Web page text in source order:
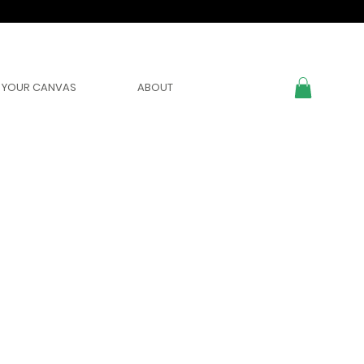
YOUR CANVAS ABOUT